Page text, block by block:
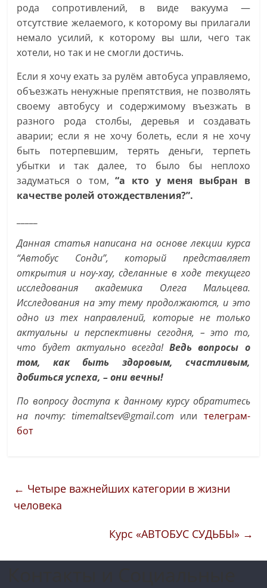
рода сопротивлений, в виде вакуума —
отсутствие желаемого, к которому вы прилагали
немало усилий, к которому вы шли, чего так
хотели, но так и не смогли достичь.
Если я хочу ехать за рулём автобуса управляемо,
объезжать ненужные препятствия, не позволять
своему автобусу и содержимому въезжать в
разного рода столбы, деревья и создавать
аварии; если я не хочу болеть, если я не хочу
быть потерпевшим, терять деньги, терпеть
убытки и так далее, то было бы неплохо
задуматься о том, “а кто у меня выбран в
качестве ролей отождествления?”.
Данная статья написана на основе лекции курса
“Автобус Сонди”, который представляет
открытия и ноу-хау, сделанные в ходе текущего
исследования академика Олега Мальцева.
Исследования на эту тему продолжаются, и это
одно из тех направлений, которые не только
актуальны и перспективны сегодня, – это то,
что будет актуально всегда!Ведь вопросы о
том, как быть здоровым, счастливым,
добиться успеха, – они вечны!
По вопросу доступа к данному курсу обратитесь
на почту: timemaltsev@gmail.com или телеграм-
бот
← Четыре важнейших категории в жизни
человека
Курс «АВТОБУС СУДЬБЫ» →